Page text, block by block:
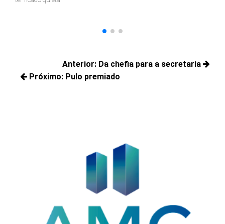
Navegação
de
Anterior:
Posts
Da chefia para a secretaria
Próximo: Pulo premiado